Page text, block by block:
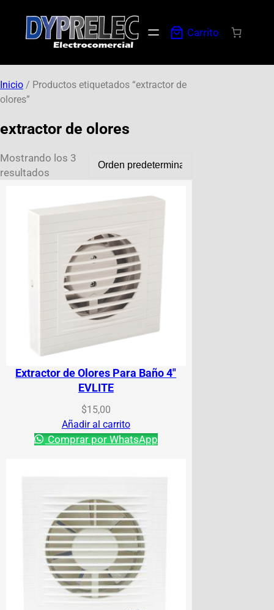
Carrito
Inicio / Productos etiquetados “extractor de
olores”
extractor de olores
Mostrando los 3
resultados
Extractor de Olores Para Baño 4″
EVLITE
$15,00
Añadir al carrito
Comprar por WhatsApp